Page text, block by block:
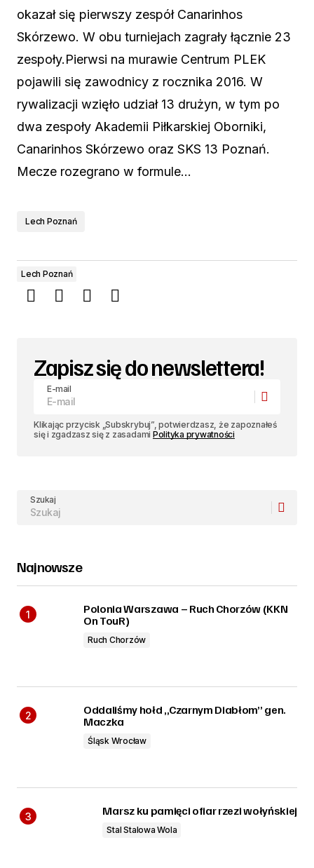
okazał się pierwszy zespół Canarinhos
Skórzewo. W obu turniejach zagrały łącznie 23
zespoły.Pierwsi na murawie Centrum PLEK
pojawili się zawodnicy z rocznika 2016. W
rywalizacji wzięło udział 13 drużyn, w tym po
dwa zespoły Akademii Piłkarskiej Oborniki,
Canarinhos Skórzewo oraz SKS 13 Poznań.
Mecze rozegrano w formule…
Lech Poznań
Lech Poznań
Zapisz się do newslettera!
E-mail
Klikając przycisk „Subskrybuj”, potwierdzasz, że zapoznałeś
się i zgadzasz się z zasadami Polityka prywatności
Szukaj
Najnowsze
Polonia Warszawa – Ruch Chorzów (KKN
On TouR)
Ruch Chorzów
Oddaliśmy hołd „Czarnym Diabłom” gen.
Maczka
Śląsk Wrocław
Marsz ku pamięci ofiar rzezi wołyńskiej
Stal Stalowa Wola